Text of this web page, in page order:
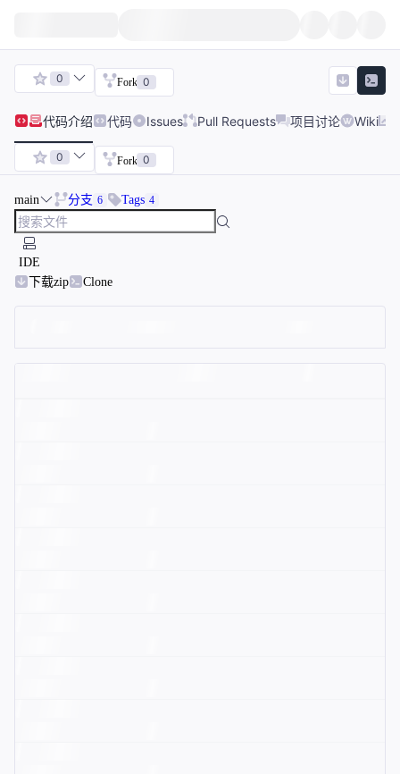
0 Fork 0
代码介绍 代码 Issues Pull Requests 项目讨论 Wiki
0 Fork 0
main 分支 6 Tags 4
IDE
下载zip
Clone